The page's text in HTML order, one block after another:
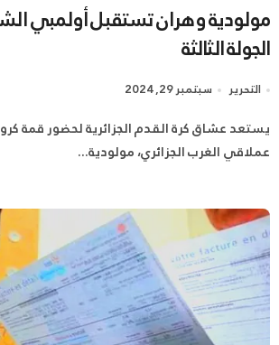
مولودية وهران تستقبل أولمبي
الجولة الثالثة
التحرير سبتمبر 29, 2024
يستعد عشاق كرة القدم الجزائرية لحضور قمة كروية جديدة تجمع بين
عملاقي الغرب الجزائري، مولودية...